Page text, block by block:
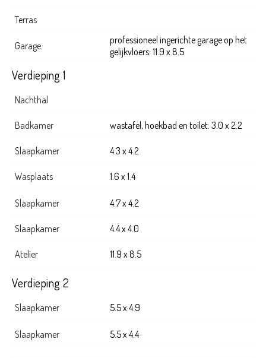
Terras
Garage
professioneel ingerichte garage op het
gelijkvloers: 11.9 x 8.5
Verdieping 1
Nachthal
Badkamer wastafel, hoekbad en toilet: 3.0 x 2.2
Slaapkamer 4.3 x 4.2
Wasplaats 1.6 x 1.4
Slaapkamer 4.7 x 4.2
Slaapkamer 4.4 x 4.0
Atelier 11.9 x 8.5
Verdieping 2
Slaapkamer 5.5 x 4.9
Slaapkamer 5.5 x 4.4